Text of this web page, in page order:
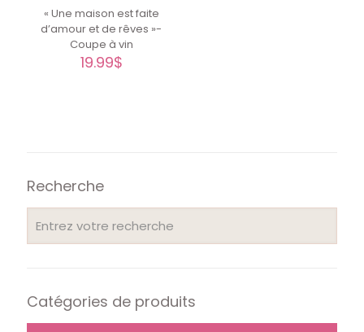
« Une maison est faite
d’amour et de rêves »-
Coupe à vin
19.99$
Recherche
Catégories de produits